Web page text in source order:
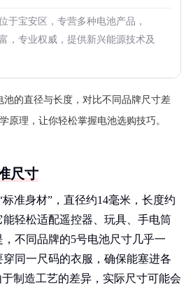
于宝安区，专营多种电池产品，
，专业权威，提供新兴能源技术及
池的直径与长度，对比不同品牌尺寸差
原理，让你轻松掌握电池选购技巧。
尺寸
准身材”，直径约14毫米，长度约
轻松适配遥控器、玩具、手电筒
不同品牌的5号电池尺寸几乎一
同一尺码的衣服，确保能塞进各
制造工艺的差异，实际尺寸可能会